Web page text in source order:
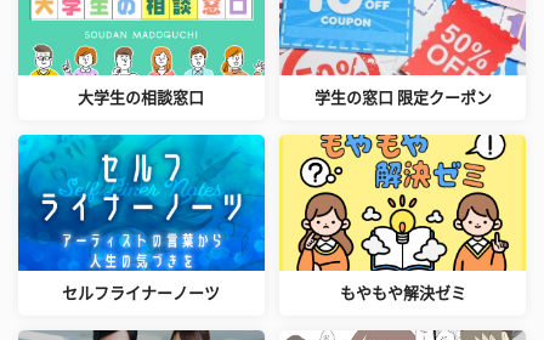
大学生の相談窓口 学生の窓口 限定クーポン
セルフライナーノーツ もやもや解決ゼミ